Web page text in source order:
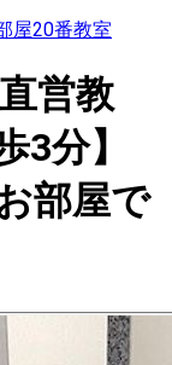
屋20番教室
営教
3分】
部屋で